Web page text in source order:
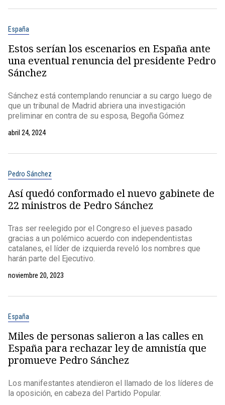
España
Estos serían los escenarios en España ante
una eventual renuncia del presidente Pedro
Sánchez
Sánchez está contemplando renunciar a su cargo luego de
que un tribunal de Madrid abriera una investigación
preliminar en contra de su esposa, Begoña Gómez
abril 24, 2024
Pedro Sánchez
Así quedó conformado el nuevo gabinete de
22 ministros de Pedro Sánchez
Tras ser reelegido por el Congreso el jueves pasado
gracias a un polémico acuerdo con independentistas
catalanes, el líder de izquierda reveló los nombres que
harán parte del Ejecutivo.
noviembre 20, 2023
España
Miles de personas salieron a las calles en
España para rechazar ley de amnistía que
promueve Pedro Sánchez
Los manifestantes atendieron el llamado de los líderes de
la oposición, en cabeza del Partido Popular.